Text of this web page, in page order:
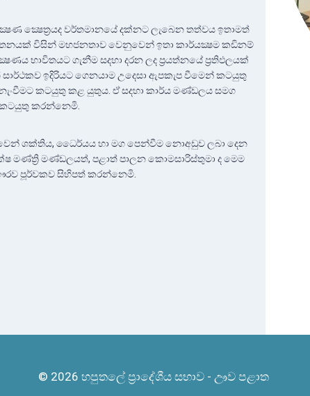
ක්‍ෂෙත්‍රයද වර්තමානයේ දක්නට ලැබෙන තත්වය ඉතාමත්
විසින් මහජනතාව වෙනුවෙන් ඉතා කාර්යක්‍ෂම කඩිනම්
භාවිතයට ගැනීම සදහා දරන ලද ප්‍රයත්නයේ ප්‍රතිඵලයක්
ඉදිරියට ගෙනයාම උදෙසා ඇපකැප වීමෙන් කටයුතු
කටයුතු කළ යුතුය. ඒ සදහා කාර්ය මණ්ඩලය සමග
කරන්නෙමි.
ශක්තිය, ධෛර්යය හා මග පෙන්වීම නොඅඩුව ලබා දෙන
මණ්ත්‍රි මණ්ඩලයත්, පළාත් පාලන කොමසාරිස්තුමා ද මෙම
පූර්වකව සිහිපත් කරන්නෙමි.
© 2026 හපුතලේ ප්‍රාදේශීය සභාව - ඌව පළාත